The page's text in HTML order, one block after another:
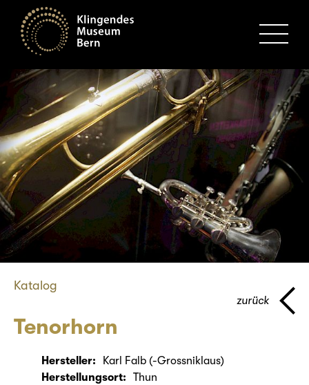
Katalog
Tenorhorn
zurück
Hersteller:
Karl Falb (-Grossniklaus)
Herstellungsort:
Thun